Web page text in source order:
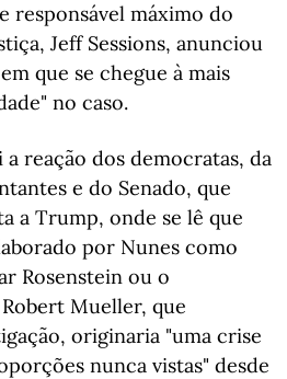
responsável máximo do
Jeff Sessions, anunciou
que se chegue à mais
no caso.
reação dos democratas, da
e do Senado, que
a Trump, onde se lê que
por Nunes como
Rosenstein ou o
Mueller, que
originaria "uma crise
nunca vistas" desde